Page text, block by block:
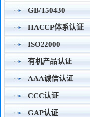
GB/T50430
HACCP体系认证
ISO22000
有机产品认证
AAA诚信认证
CCC认证
GAP认证